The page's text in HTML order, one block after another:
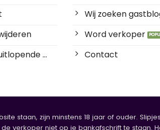
...
Wij zoeken
Word verkoper
Contact
staan, zijn minstens 18 jaar of ouder.
verkoper niet op je bankafschrift te staan.